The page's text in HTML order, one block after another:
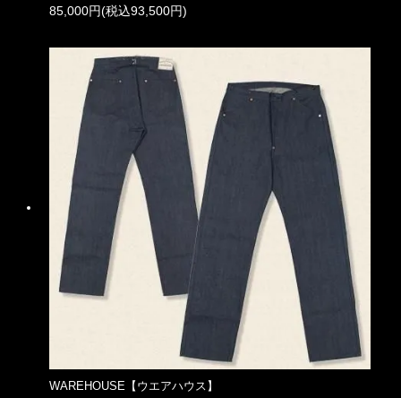
85,000円(税込93,500円)
WAREHOUSE【ウエアハウス】